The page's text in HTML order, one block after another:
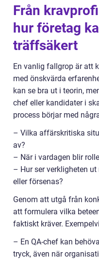
Från
hur företag
träffsäkert
En vanlig fallgrop är att
med önskvärda
kan se bra ut i teorin,
chef eller kandidater i
process börjar med
– Vilka affärskritiska
av?
– När i vardagen blir
– Hur ser verkligheten
eller försenas?
Genom att utgå från
att formulera vilka
faktiskt kräver.
– En QA-chef kan
tryck, även när